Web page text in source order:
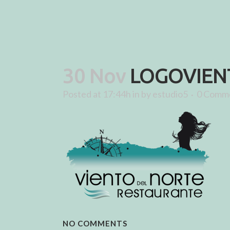
30 Nov
Posted at 17:44h in by estudio5 0
NO COMMENTS